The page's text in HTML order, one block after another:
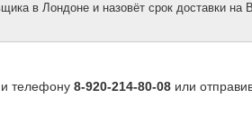
в Лондоне и назовёт срок доставки на
телефону 8-920-214-80-08 или